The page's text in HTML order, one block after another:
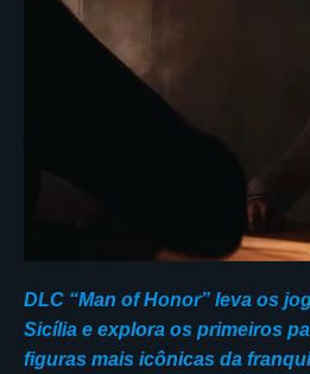
DLC “Man of Honor” leva os
Sicília e explora os primeiros
figuras mais icônicas da